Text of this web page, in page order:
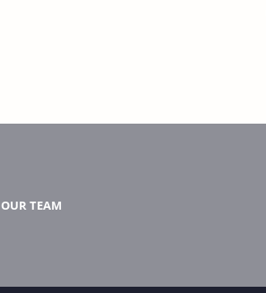
OUR TEAM